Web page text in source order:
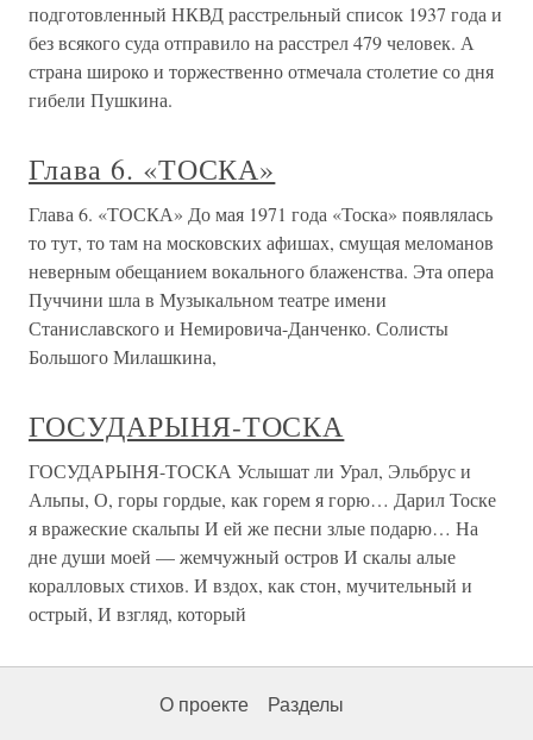
подготовленный НКВД расстрельный список 1937 года и
без всякого суда отправило на расстрел 479 человек. А
страна широко и торжественно отмечала столетие со дня
гибели Пушкина.
Глава 6. «ТОСКА»
Глава 6. «ТОСКА» До мая 1971 года «Тоска» появлялась
то тут, то там на московских афишах, смущая меломанов
неверным обещанием вокального блаженства. Эта опера
Пуччини шла в Музыкальном театре имени
Станиславского и Немировича-Данченко. Солисты
Большого Милашкина,
ГОСУДАРЫНЯ-ТОСКА
ГОСУДАРЫНЯ-ТОСКА Услышат ли Урал, Эльбрус и
Альпы, О, горы гордые, как горем я горю… Дарил Тоске
я вражеские скальпы И ей же песни злые подарю… На
дне души моей — жемчужный остров И скалы алые
коралловых стихов. И вздох, как стон, мучительный и
острый, И взгляд, который
О проекте Разделы